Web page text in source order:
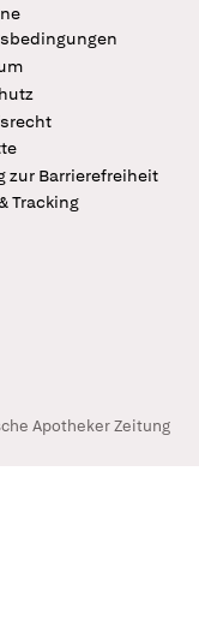
zur Barrierefreiheit
Tracking
Apotheker Zeitung